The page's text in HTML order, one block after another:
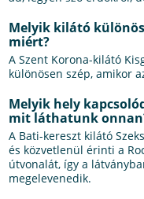
Melyik kilátó
miért?
A Szent Korona-kilátó
különösen szép, amikor
Melyik hely
mit láthatunk
A Bati-kereszt kilátó
és közvetlenül érinti a
útvonalát, így a
megelevenedik.